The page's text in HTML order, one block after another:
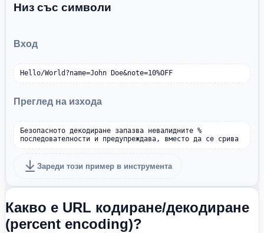
Низ със символи
Вход
Hello/World?name=John Doe&note=10%OFF
Преглед на изхода
Безопасното декодиране запазва невалидните %
последователности и предупреждава, вместо да се срива
Зареди този пример в инструмента
Какво е URL кодиране/декодиране
(percent encoding)?